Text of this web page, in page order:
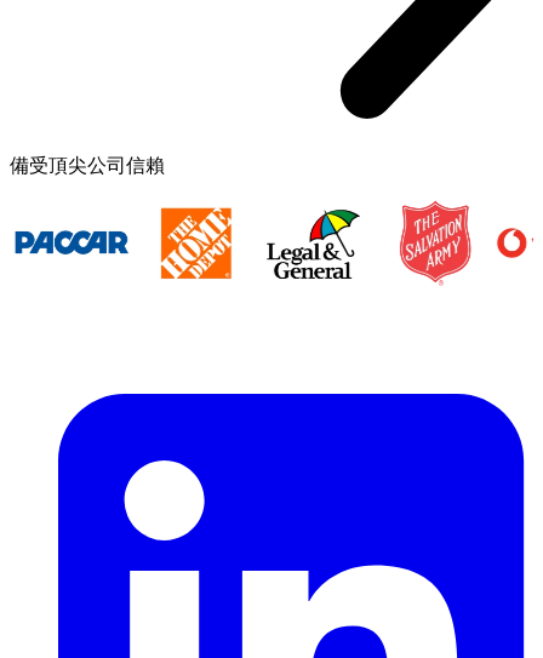
備受頂尖公司信賴